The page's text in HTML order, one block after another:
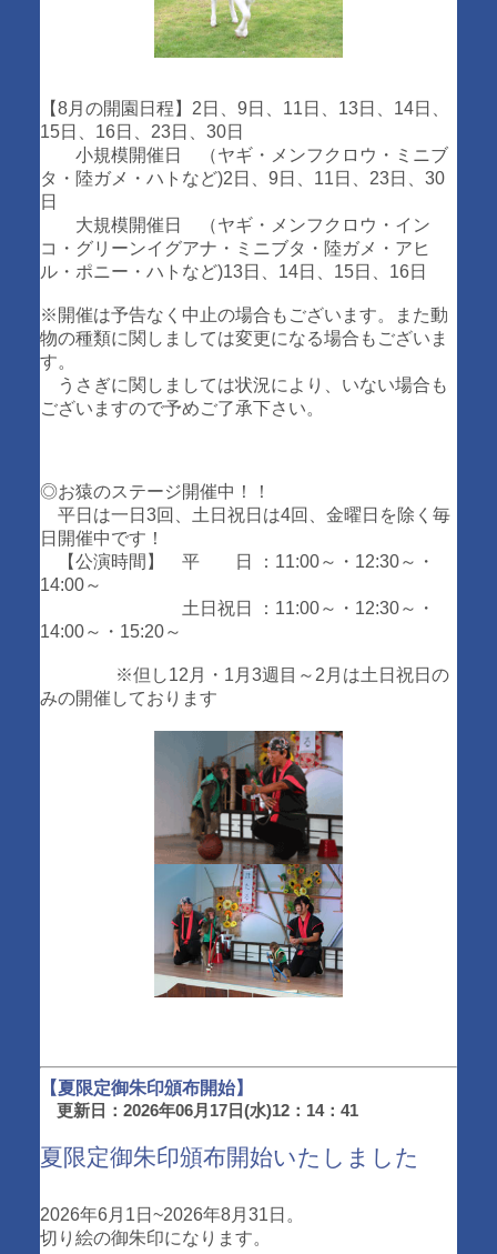
【8月の開園日程】2日、9日、11日、13日、14日、
15日、16日、23日、30日
小規模開催日 （ヤギ・メンフクロウ・ミニブ
タ・陸ガメ・ハトなど)2日、9日、11日、23日、30
日
大規模開催日 （ヤギ・メンフクロウ・イン
コ・グリーンイグアナ・ミニブタ・陸ガメ・アヒ
ル・ポニー・ハトなど)13日、14日、15日、16日
※開催は予告なく中止の場合もございます。また動
物の種類に関しましては変更になる場合もございま
す。
うさぎに関しましては状況により、いない場合も
ございますので予めご了承下さい。
◎お猿のステージ開催中！！
平日は一日3回、土日祝日は4回、金曜日を除く毎
日開催中です！
【公演時間】 平 日 ：11:00～・12:30～・
14:00～
土日祝日 ：11:00～・12:30～・
14:00～・15:20～
※但し12月・1月3週目～2月は土日祝日の
みの開催しております
【夏限定御朱印頒布開始】
更新日：2026年06月17日(水)12：14：41
夏限定御朱印頒布開始いたしました
2026年6月1日~2026年8月31日。
切り絵の御朱印になります。